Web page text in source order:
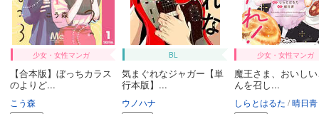
少女・女性マンガ
【合本版】ぼっちカラス
のよりど...
こう森
BL
気まぐれなジャガー【単
行本版】...
ウノハナ
少女・女性マンガ
魔王さま、おいし
んを召し...
しらとはるた 晴日青